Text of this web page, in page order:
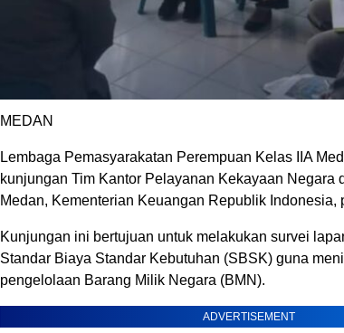
MEDAN
Lembaga Pemasyarakatan Perempuan Kelas IIA
kunjungan Tim Kantor Pelayanan Kekayaan Negara
Medan, Kementerian Keuangan Republik Indonesia,
Kunjungan ini bertujuan untuk melakukan survei
Standar Biaya Standar Kebutuhan (SBSK) guna
pengelolaan Barang Milik Negara (BMN).
ADVERTISEMENT